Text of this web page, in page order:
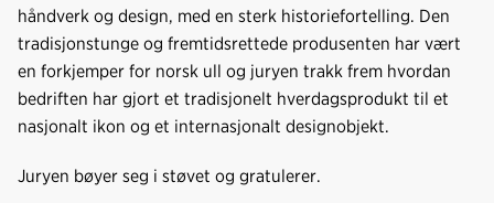
håndverk og design, med en sterk historiefortelling. Den
tradisjonstunge og fremtidsrettede produsenten har vært
en forkjemper for norsk ull og juryen trakk frem hvordan
bedriften har gjort et tradisjonelt hverdagsprodukt til et
nasjonalt ikon og et internasjonalt designobjekt.
Juryen bøyer seg i støvet og gratulerer.